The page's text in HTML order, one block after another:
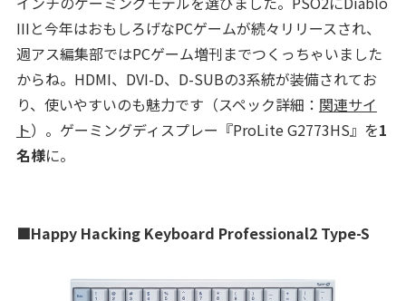
IIIと今年はおもしろげなPCゲームが続々リリースされ、
週アス編集部ではPCゲーム増刊までつくっちゃいました
からね。HDMI、DVI-D、D-SUBの3系統が装備されてお
り、使いやすいのも魅力です（スペック詳細： 関連サイ
ト）。ゲーミングディスプレー『ProLite G2773HS』を1
名様に。
■Happy Hacking Keyboard Professional2 Type-S